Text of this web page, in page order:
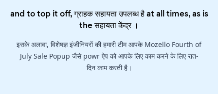
and to top it off, ग्राहक सहायता उपलब्ध है at all times, as is
theसहायता केंद्र।
इसके अलावा, विशेषज्ञ इंजीनियरों की हमारी टीम आपके Mozello Fourth of
July Sale Popup जैसे powr ऐप को आपके लिए काम करने के लिए रात-
दिन काम करती है।